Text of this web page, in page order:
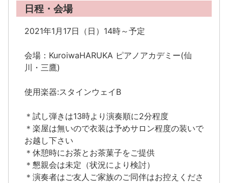
日程・会場
2021年1月17日（日）14時～予定
会場：KuroiwaHARUKA ピアノアカデミー(仙
川・三鷹)
使用楽器:スタインウェイB
＊試し弾きは13時より演奏順に2分程度
＊楽屋は無いので衣装は予めサロン程度の装いで
お越し下さい
＊休憩時にお茶とお茶菓子をご提供
＊懇親会は未定（状況により検討）
＊演奏者はご友人ご家族のご同伴はお控えくださ